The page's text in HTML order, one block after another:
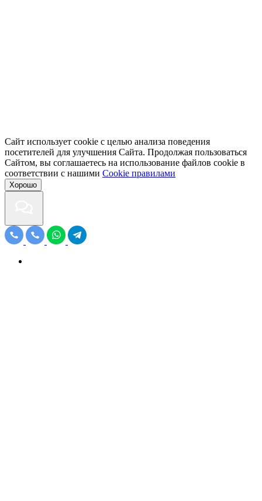
Сайт использует cookie с целью анализа поведения
посетителей для улучшения Сайта. Продолжая пользоваться
Сайтом, вы соглашаетесь на использование файлов cookie в
соответствии с нашими Cookiе правилами
Хорошо